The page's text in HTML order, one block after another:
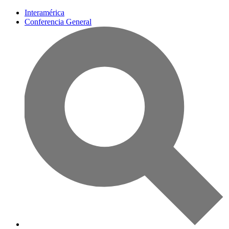
Interamérica
Conferencia General